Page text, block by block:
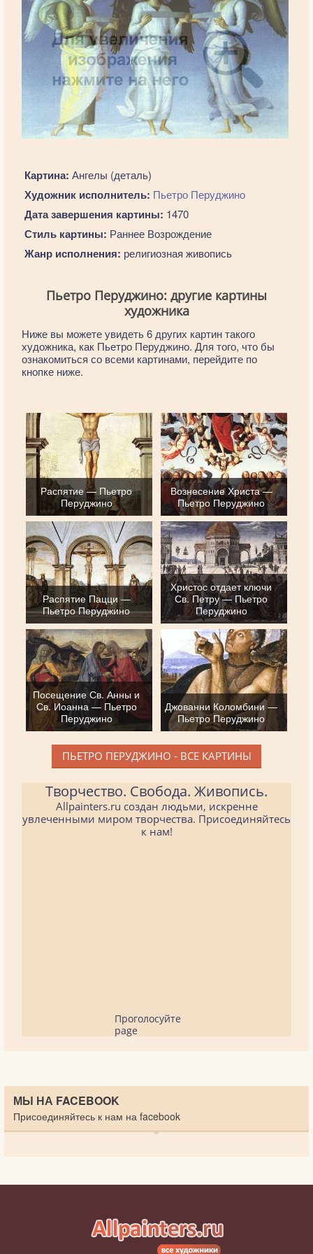
Картина: Ангелы (деталь)
Художник исполнитель: Пьетро Перуджино
Дата завершения картины: 1470
Стиль картины: Раннее Возрождение
Жанр исполнения: религиозная живопись
Пьетро Перуджино: другие картины
художника
Ниже вы можете увидеть 6 других картин такого
художника, как Пьетро Перуджино. Для того, что бы
ознакомиться со всеми картинами, перейдите по
кнопке ниже.
Распятие — Пьетро
Перуджино
Вознесение Христа —
Пьетро Перуджино
Распятие Пацци —
Пьетро Перуджино
Христос отдает ключи
Св. Петру — Пьетро
Перуджино
Посещение Св. Анны и
Св. Иоанна — Пьетро
Перуджино
Джованни Коломбини —
Пьетро Перуджино
ПЬЕТРО ПЕРУДЖИНО - ВСЕ КАРТИНЫ
Творчество. Свобода. Живопись.
Allpainters.ru создан людьми, искренне
увлеченными миром творчества. Присоединяйтесь
к нам!
Проголосуйте
page
МЫ НА FACEBOOK
Присоединяйтесь к нам на facebook